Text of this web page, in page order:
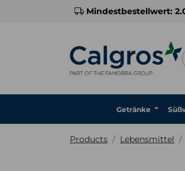
Mindestbestellwert:
Getränke
Products Lebensmittel